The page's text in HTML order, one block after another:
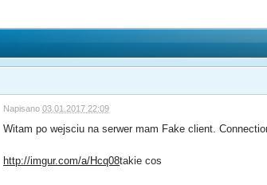
Napisano03.01.2017 22:09
Witam po wejsciu na serwer mam Fake client.
http://imgur.com/a/Hcq08takie cos